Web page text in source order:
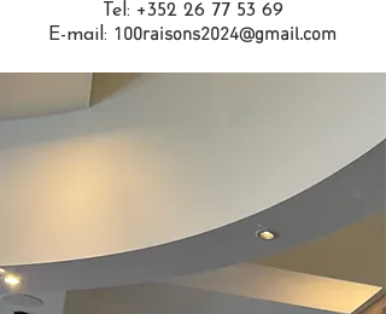
Tel: +352 26 77 53 69
E-mail: 100raisons2024@gmail.com